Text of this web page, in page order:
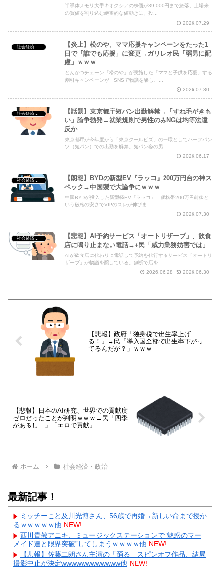
半導体メモリ大手キオクシアの株価が39,000円まで急落。上場来
の買値を割り込む絶望的な値動きに、投...
2026.07.29
社会経済・政治
【炎上】松のや、ママ応援キャンペーンをたった1
日で「誰でも応援」に変更→ガリレオ民「弱男に配
慮」ｗｗｗ
とんかつチェーン「松のや」が実施した「ママと子供を応援」する
割引キャンペーンが、SNSで物議を醸し、...
2026.07.30
社会経済・政治
【話題】東京都庁短パン出勤解禁→「すね毛がきも
い」論争勃発→就業規則で男性のみNGは均等法違
反か
東京都庁が今年度から「東京クールビズ」の一環としてハーフパン
ツ（短パン）での出勤を解禁。短パン姿の男...
2026.06.17
社会経済・政治
【朗報】BYDの新型EV『ラッコ』200万円台の神ス
ペック→中国製で大論争にｗｗｗ
中国BYDが投入した新型軽EV「ラッコ」、価格帯200万円前後と
いう破格の安さでVIPのスレが伸びま...
2026.07.30
社会経済・政治
【悲報】AI予約サービス「オートリザーブ」、飲食
店に鳴り止まない電話→+民「威力業務妨害では」
AIが飲食店に代わりに電話して予約を代行するサービス「オートリ
ザーブ」が物議を醸している。無断で店を...
2026.06.28
2026.06.30
【悲報】政府「独身税で出生率上げ
る！」→民「導入国全部で出生率下がっ
てるんだが？」ｗｗｗ
【悲報】日本のAI研究、世界での貢献度
ゼロだったことが判明ｗｗｗ→民「四季
があるし…」「エロで貢献」
ホーム 社会経済・政治
最新記事！
ミッチーこと及川光博さん、56歳で再婚→新しい命まで授か
るｗｗｗｗｗ他 NEW!
西川貴教アニキ、ミュージックステーションで”魅惑のマー
メイド達と限界突破”してしまうｗｗｗｗ他 NEW!
【悲報】佐藤二朗さん主演の「踊る」スピンオフ作品、結局
撮影中止が決定wwwwwwwwwwww他 NEW!